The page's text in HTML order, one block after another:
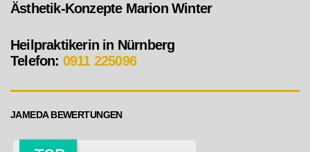
Ästhetik-Konzepte Marion Winter
Heilpraktikerin in Nürnberg
Telefon: 0911 225096
JAMEDA BEWERTUNGEN